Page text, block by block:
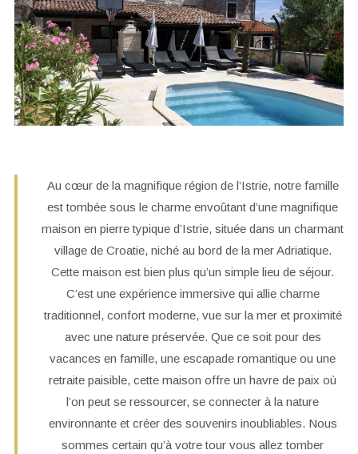
Au cœur de la magnifique région de l’Istrie, notre famille
est tombée sous le charme envoûtant d’une magnifique
maison en pierre typique d’Istrie, située dans un charmant
village de Croatie, niché au bord de la mer Adriatique.
Cette maison est bien plus qu’un simple lieu de séjour.
C’est une expérience immersive qui allie charme
traditionnel, confort moderne, vue sur la mer et proximité
avec une nature préservée. Que ce soit pour des
vacances en famille, une escapade romantique ou une
retraite paisible, cette maison offre un havre de paix où
l’on peut se ressourcer, se connecter à la nature
environnante et créer des souvenirs inoubliables. Nous
sommes certain qu’à votre tour vous allez tomber